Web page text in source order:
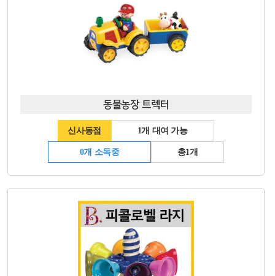
동물농장 트렉터
신사동점 1개 대여 가능
0개 소독중 총1개